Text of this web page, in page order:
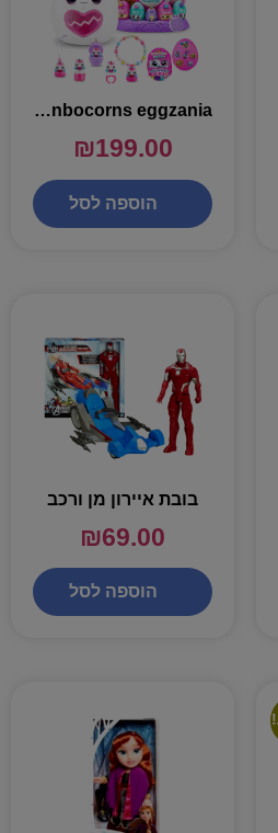
rainbocorns eggzania – ביצת ריינבוקורן 35 הפתעות
₪199.00
הוספה לסל
בובת איירון מן ורכב
₪69.00
הוספה לסל